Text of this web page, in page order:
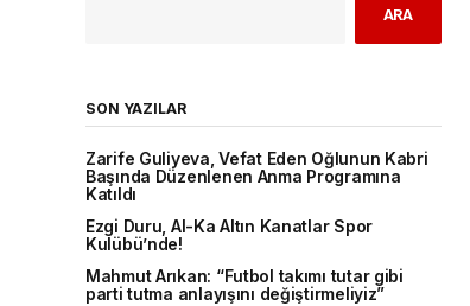
ARA
SON YAZILAR
Zarife Guliyeva, Vefat Eden Oğlunun Kabri
Başında Düzenlenen Anma Programına
Katıldı
Ezgi Duru, Al-Ka Altın Kanatlar Spor
Kulübü’nde!
Mahmut Arıkan: “Futbol takımı tutar gibi
parti tutma anlayışını değiştirmeliyiz”